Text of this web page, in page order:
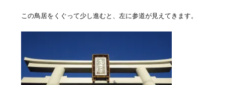
この鳥居をくぐって少し進むと、左に参道が見えてきます。